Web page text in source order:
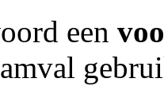
een